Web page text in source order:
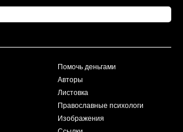
Помочь деньгами
Авторы
Листовка
Православные психологи
Изображения